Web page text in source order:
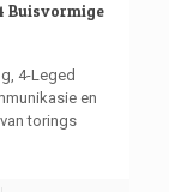
Buisvormige
4-Leged
en
torings